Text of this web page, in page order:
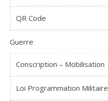
QR Code
Guerre
Conscription – Mobilisation
Loi Programmation Militaire